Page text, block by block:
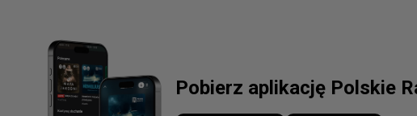
Pobierz aplikację Polskie